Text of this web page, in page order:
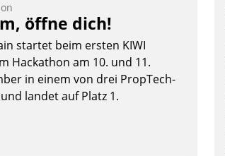
kurzweilige Einblicke in
Cloud-Strategien und -
mit hohem Zukunftspotenzial.
öffne dich!
startet beim ersten KIWI
Hackathon am 10. und 11.
in einem von drei PropTech-
landet auf Platz 1.